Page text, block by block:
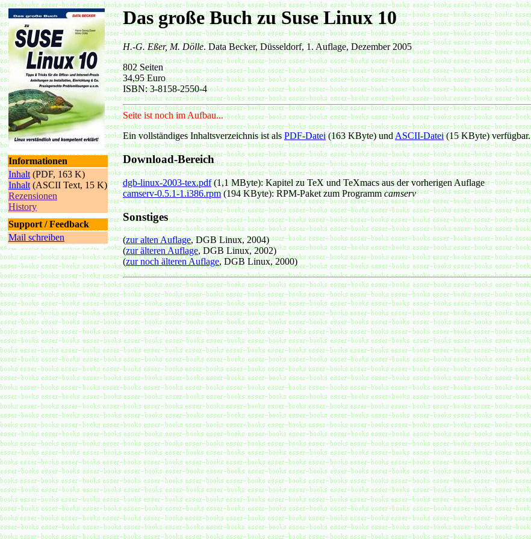
Informationen
Inhalt (PDF, 163 K)
Inhalt (ASCII Text, 15 K)
Rezensionen
History
Support / Feedback
Mail schreiben
Das große Buch zu Suse Linux 10
H.-G. Eßer, M. Dölle. Data Becker, Düsseldorf, 1. Auflage, Dezember 2005
802 Seiten
34,95 Euro
ISBN: 3-8158-2550-4
Seite ist noch im Aufbau...
Ein vollständiges Inhaltsverzeichnis ist alsPDF-Datei(163 KByte) undASCII-Datei(15 KByte) verfügbar.
Download-Bereich
dgb-linux-2003-tex.pdf(1,1 MByte): Kapitel zu TeX und TeXmacs aus der vorherigen Auflage
camserv-0.5.1-1.i386.rpm(194 KByte): RPM-Paket zum Programmcamserv
Sonstiges
(zur alten Auflage, DGB Linux, 2004)
(zur älteren Auflage, DGB Linux, 2002)
(zur noch älteren Auflage, DGB Linux, 2000)